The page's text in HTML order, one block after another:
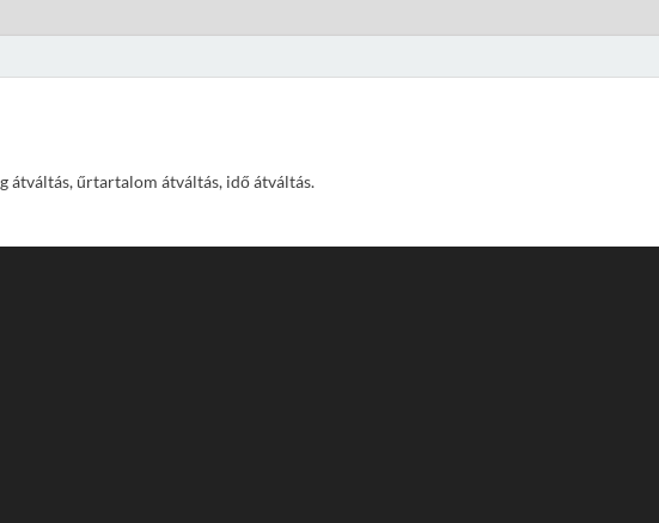
átváltás, űrtartalom átváltás, idő átváltás.